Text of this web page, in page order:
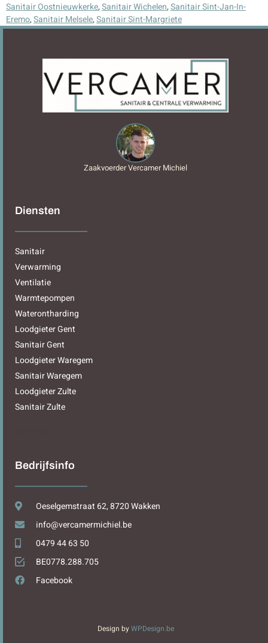
Sanitair Oostnieuwkerke,Sanitair Wichelen,Sanitair Sint-Jan-In-
Eremo,Sanitair Melsele,Sanitair Sint-Margriete
Zaakvoerder Vercamer Michiel
Diensten
Sanitair
Verwarming
Ventilatie
Warmtepompen
Waterontharding
Loodgieter Gent
Sanitair Gent
Loodgieter Waregem
Sanitair Waregem
Loodgieter Zulte
Sanitair Zulte
Bedrijfsinfo
Oeselgemstraat 62, 8720 Wakken
info@vercamermichiel.be
0479 44 63 50
BE0778.288.705
Facebook
Design byWPDesign.be